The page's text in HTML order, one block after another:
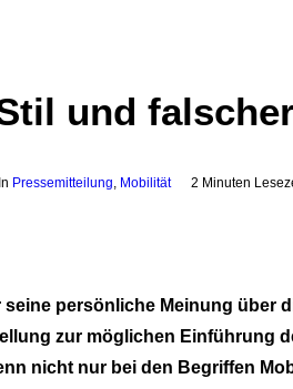
und
In Pressemitteilung, Mobilität 2 Minuten
persönliche Meinung über
zur möglichen Einführung
nicht nur bei den Begriffen